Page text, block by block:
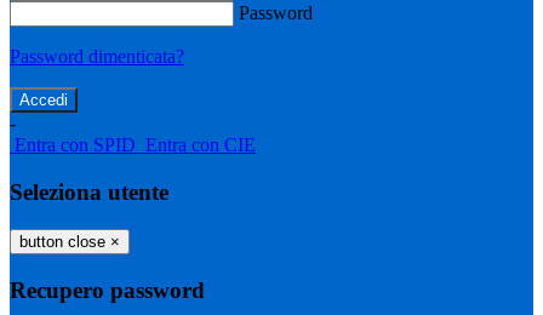
Password
Password dimenticata?
-
Entra con SPID Entra con CIE
Seleziona utente
button close ×
Recupero password